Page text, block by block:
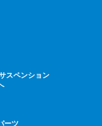
スペンション
ーツ